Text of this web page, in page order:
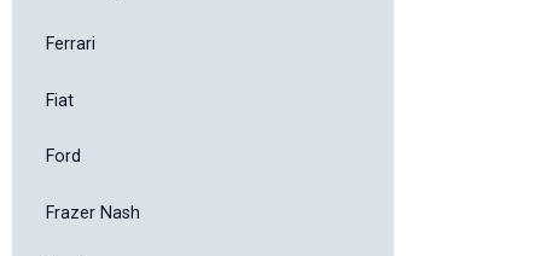
Ferrari
Fiat
Ford
Frazer Nash